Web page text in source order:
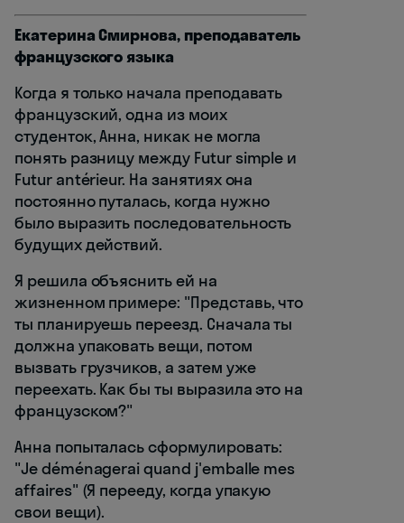
Екатерина Смирнова, преподаватель
французского языка
Когда я только начала преподавать
французский, одна из моих
студенток, Анна, никак не могла
понять разницу между Futur simple и
Futur antérieur. На занятиях она
постоянно путалась, когда нужно
было выразить последовательность
будущих действий.
Я решила объяснить ей на
жизненном примере: "Представь, что
ты планируешь переезд. Сначала ты
должна упаковать вещи, потом
вызвать грузчиков, а затем уже
переехать. Как бы ты выразила это на
французском?"
Анна попыталась сформулировать:
"Je déménagerai quand j'emballe mes
affaires" (Я перееду, когда упакую
свои вещи).